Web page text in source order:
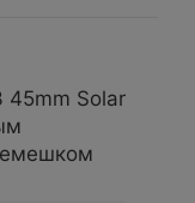
45mm Solar